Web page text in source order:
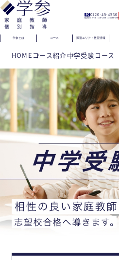
0120-45-4530
（電話受付）火〜金｜11時〜21時 土｜11時〜19時
学参とは コース 派遣エリア・教室情報
HOME コース紹介中学受験コース